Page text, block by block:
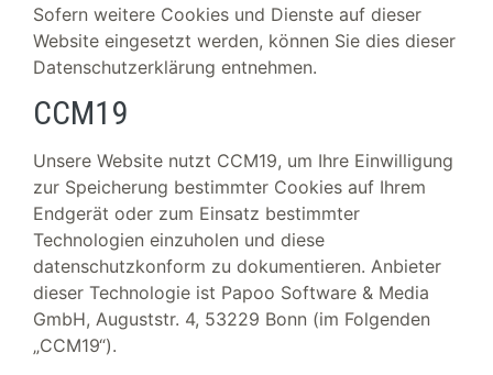
Sofern weitere Cookies und Dienste auf dieser
Website eingesetzt werden, können Sie dies dieser
Datenschutzerklärung entnehmen.
CCM19
Unsere Website nutzt CCM19, um Ihre Einwilligung
zur Speicherung bestimmter Cookies auf Ihrem
Endgerät oder zum Einsatz bestimmter
Technologien einzuholen und diese
datenschutzkonform zu dokumentieren. Anbieter
dieser Technologie ist Papoo Software & Media
GmbH, Auguststr. 4, 53229 Bonn (im Folgenden
„CCM19“).